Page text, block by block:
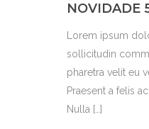
NOVIDADE
Lorem ipsum
sollicitudin
pharetra velit eu
Praesent a felis
Nulla […]